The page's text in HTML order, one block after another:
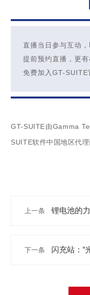
直播当日参与互动
提前预约直播，更
免费加入GT-SUITE
GT-SUITE由Gamma
SUITE软件中国地区代理
上一条
下一条 闪充站：“